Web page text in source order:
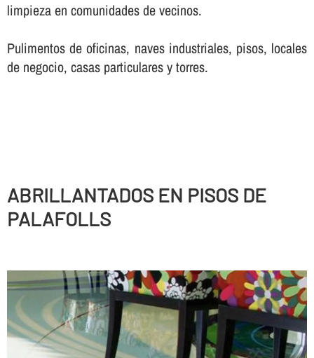
limpieza en comunidades de vecinos.
Pulimentos de oficinas, naves industriales, pisos, locales
de negocio, casas particulares y torres.
ABRILLANTADOS EN PISOS DE
PALAFOLLS